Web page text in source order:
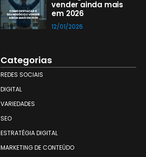
vender ainda mais
em 2026
12/01/2026
Categorias
REDES SOCIAIS
DIGITAL
VARIEDADES
SEO
ESTRATÉGIA DIGITAL
MARKETING DE CONTEÚDO